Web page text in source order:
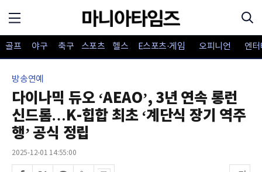
골프 야구 축구 스포츠 헬스 E스포츠·게임 오피니언 엔
방송연예
다이나믹 듀오 ‘AEAO’, 3년 연속 롱런
신드롬…K-힙합 최초 ‘계단식 장기 역주
행’ 공식 정립
2025-12-01 14:55:00